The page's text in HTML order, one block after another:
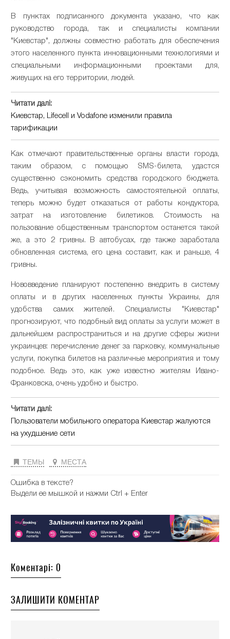
В пунктах подписанного документа указано, что
как
руководство
города,так и специалисты
компании
" Киевстар",должны совместно работать для обеспечения
этого населенного пункта инновационными технологиями и
специальными
информационными проектами для,
живущих на его территории,людей.
Читати далі:
Киевстар, Lifecell и Vodafone изменили правила
тарификации
Как отмечают правительственные органы власти города,
таким
образом, с помощью SMS-билета, удастся
существенно
сэкономить средства городского бюджета.
Ведь,учитывая возможность самостоятельной оплаты,
теперь
можно будет отказаться от работы кондуктора,
затрат
на изготовление билетиков. Стоимость
на
пользование общественным транспортом останется такой
же,а это 2 гривны. В автобусах, где также
заработала
обновленная
система,его цена составит, как и раньше, 4
гривны.
Нововведение планируют постепенно внедрить в систему
оплаты и в других населенных пункты Украины, для
удобства самих жителей . Специалисты " Киевстар"
прогнозируют, что подобный вид оплаты за услуги может в
дальнейшем
распространиться и на другие сферы жизни
украинцев: перечисление денег за парковку, коммунальные
услуги, покупка билетов на различные мероприятия и тому
подобное. Ведь это, как уже известно жителям Ивано-
Франковска,очень удобно и быстро.
Читати далі:
Пользователи мобильного оператора Киевстар жалуются
на ухудшение сети
ТЕМЫ МЕСТА
Ошибка в тексте?
Выдели ее мышкой и нажми Ctrl + Enter
Коментарі: 0
ЗАЛИШИТИ КОМЕНТАР